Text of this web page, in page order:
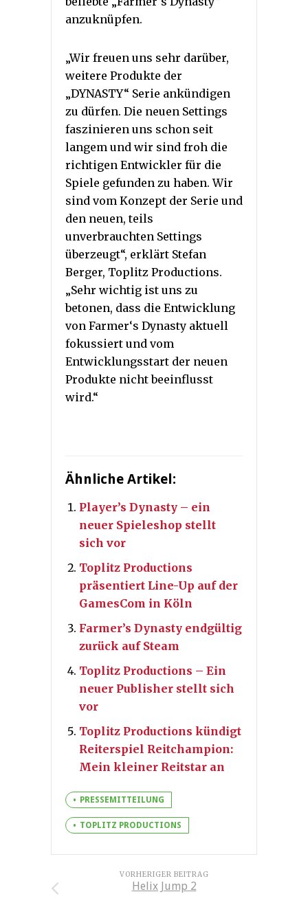
anzuknüpfen.
„Wir freuen uns sehr darüber,
weitere Produkte der
„DYNASTY“ Serie ankündigen
zu dürfen. Die neuen Settings
faszinieren uns schon seit
langem und wir sind froh die
richtigen Entwickler für die
Spiele gefunden zu haben. Wir
sind vom Konzept der Serie und
den neuen, teils
unverbrauchten Settings
überzeugt“, erklärt Stefan
Berger, Toplitz Productions.
„Sehr wichtig ist uns zu
betonen, dass die Entwicklung
von Farmer‘s Dynasty aktuell
fokussiert und vom
Entwicklungsstart der neuen
Produkte nicht beeinflusst
wird.“
Ähnliche Artikel:
Player’s Dynasty – ein
neuer Spieleshop stellt
sich vor
Toplitz Productions
präsentiert Line-Up auf der
GamesCom in Köln
Farmer’s Dynasty endgültig
zurück auf Steam
Toplitz Productions – Ein
neuer Publisher stellt sich
vor
Toplitz Productions kündigt
Reiterspiel Reitchampion:
Mein kleiner Reitstar an
PRESSEMITTEILUNG
TOPLITZ PRODUCTIONS
VORHERIGER BEITRAG
Helix Jump 2